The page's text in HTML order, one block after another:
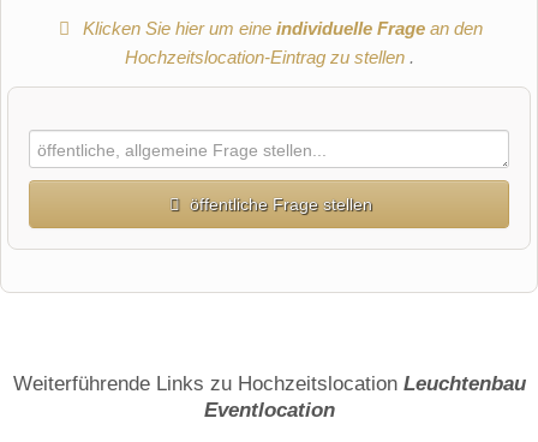
Klicken Sie hier um eineindividuelle Frage an den
Hochzeitslocation-Eintrag zu stellen .
öffentliche Frage stellen
Weiterführende Links zu Hochzeitslocation Leuchtenbau
Eventlocation